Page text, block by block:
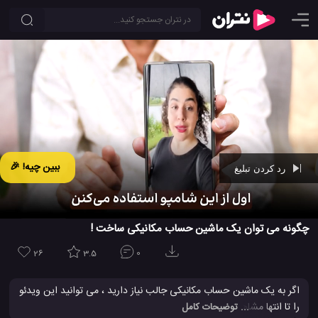
ببین چیه! 🎉
Ad -
چگونه می توان یک ماشین حساب مکانیکی ساخت !
26 3.5 0
اگر به یک ماشین حساب مکانیکی جالب نیاز دارید ، می توانید این ویدئو
را تا انتها مشاهده کنید تا ببنید که چگونه می توانید تا به راحتی و با چند
... توضیحات کامل